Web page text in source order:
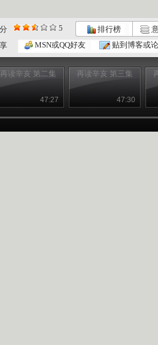
5 排行榜
MSN或QQ好友 贴到博客或
再读辛亥 第二集
47:27
再读辛亥 第三集
47:30